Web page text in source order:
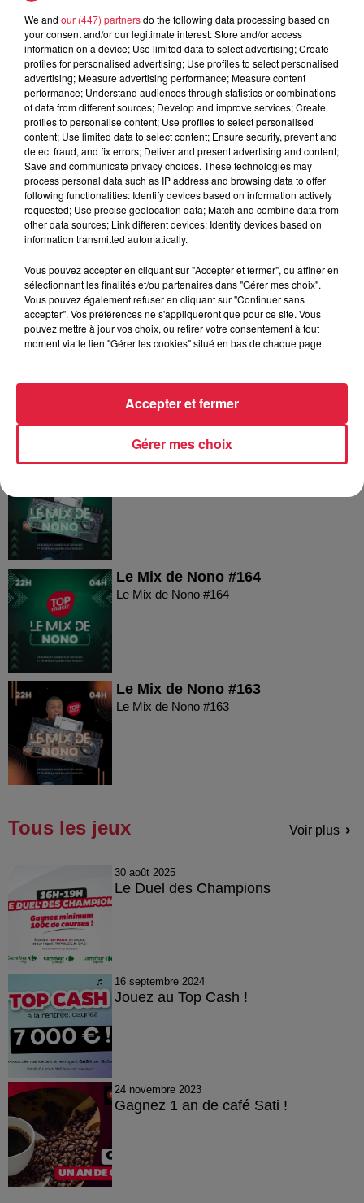
5 août 2026
Europa-Park : des précisons sur
l’après Euro-Mir
Dans la même série
Le Mix de Nono #167
Le Mix de Nono #166
Le Mix de Nono #165
Le Mix de Nono #164
Le Mix de Nono #164
Le Mix de Nono #163
Le Mix de Nono #163
Tous les jeux Voir plus
30 août 2025
Le Duel des Champions
16 septembre 2024
Jouez au Top Cash !
24 novembre 2023
Gagnez 1 an de café Sati !
We and our (447) partnersdo the following data processing based on
your consent and/or our legitimate interest: Store and/or access
information on a device; Use limited data to select advertising; Create
profiles for personalised advertising; Use profiles to select personalised
advertising; Measure advertising performance; Measure content
performance; Understand audiences through statistics or combinations
of data from different sources; Develop and improve services; Create
profiles to personalise content; Use profiles to select personalised
content; Use limited data to select content; Ensure security, prevent and
detect fraud, and fix errors; Deliver and present advertising and content;
Save and communicate privacy choices. These technologies may
process personal data such as IP address and browsing data to offer
following functionalities: Identify devices based on information actively
requested; Use precise geolocation data; Match and combine data from
other data sources; Link different devices; Identify devices based on
information transmitted automatically.
Vous pouvez accepter en cliquant sur "Accepter et fermer", ou affiner en
sélectionnant les finalités et/ou partenaires dans "Gérer mes choix".
Vous pouvez également refuser en cliquant sur "Continuer sans
accepter". Vos préférences ne s'appliqueront que pour ce site. Vous
pouvez mettre à jour vos choix, ou retirer votre consentement à tout
moment via le lien "Gérer les cookies" situé en bas de chaque page.
Gérer mes choix
Accepter et fermer